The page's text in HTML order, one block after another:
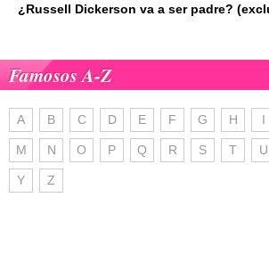
¿Russell Dickerson va a ser padre?
Famosos A-Z
A B C D E F G H I
M N O P Q R S T U
Y Z